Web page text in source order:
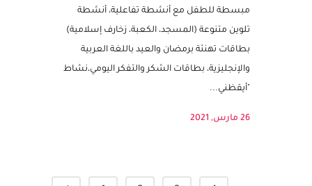
بالاضافة الى أجندة مراقبة القمر، أجندة الصيام،
لوحة متابعة الصلاة، لوحة القراءة، أحاديث شريفة
مبسطة للطفل مع أنشطة تفاعلية، أنشطة
تلوين متنوعة (المسجد، الكعبة، زخارف إسلامية)
بطاقات تهنئة برمضان والعيد باللغة العربية